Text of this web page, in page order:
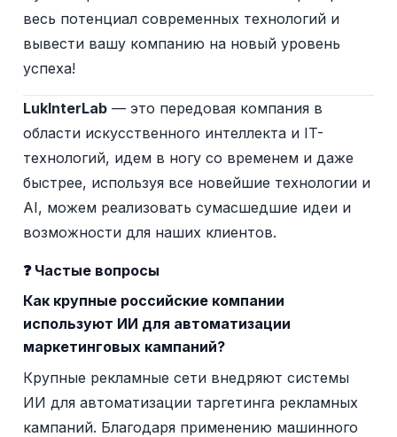
весь потенциал современных технологий и
вывести вашу компанию на новый уровень
успеха!
LukInterLab — это передовая компания в
области искусственного интеллекта и IT-
технологий, идем в ногу со временем и даже
быстрее, используя все новейшие технологии и
AI, можем реализовать сумасшедшие идеи и
возможности для наших клиентов.
❓ Частые вопросы
Как крупные российские компании
используют ИИ для автоматизации
маркетинговых кампаний?
Крупные рекламные сети внедряют системы
ИИ для автоматизации таргетинга рекламных
кампаний. Благодаря применению машинного